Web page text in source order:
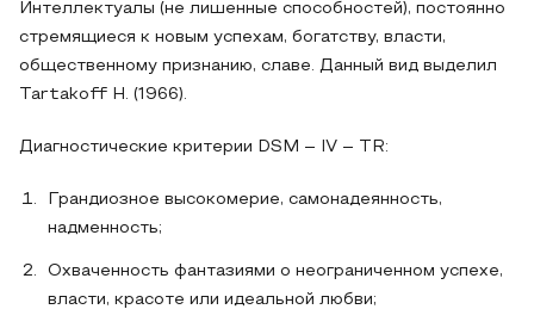
Интеллектуалы (не лишенные способностей), постоянно
стремящиеся к новым успехам, богатству, власти,
общественному признанию, славе. Данный вид выделил
Tartakoff H. (1966).
Диагностические критерии DSM – IV – TR:
Грандиозное высокомерие, самонадеянность,
надменность;
Охваченность фантазиями о неограниченном успехе,
власти, красоте или идеальной любви;